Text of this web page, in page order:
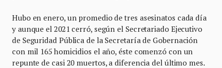
Hubo en enero, un promedio de tres asesinatos cada día
y aunque el 2021 cerró, según el Secretariado Ejecutivo
de Seguridad Pública de la Secretaría de Gobernación
con mil 165 homicidios el año, éste comenzó con un
repunte de casi 20 muertos, a diferencia del último mes.